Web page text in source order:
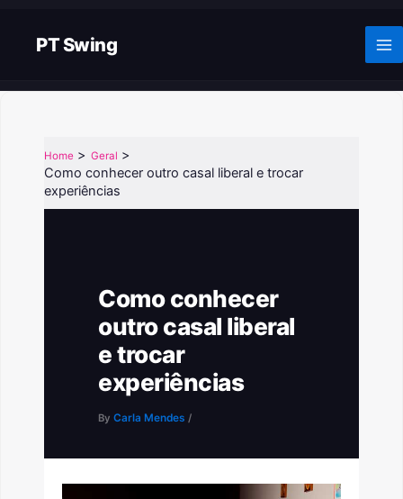
contentPT Swing
Home Geral
Como conhecer outro casal liberal e trocar
experiências
Como conhecer
outro casal liberal
e trocar
experiências
By Carla Mendes /